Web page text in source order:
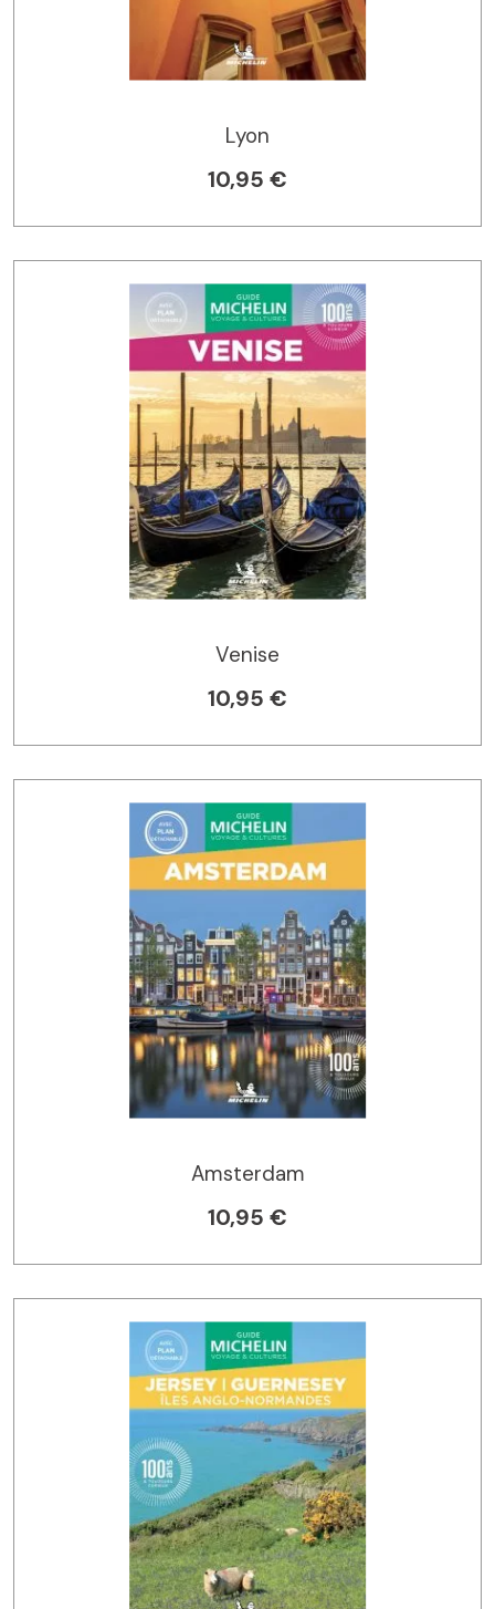
Lyon
10,95 €
Venise
10,95 €
Amsterdam
10,95 €